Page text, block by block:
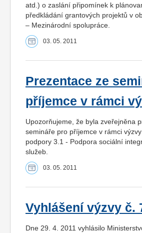
atd.) o zaslání připomínek k
předkládání grantových projektů v
– Mezinárodní spolupráce.
03. 05. 2011
Prezentace ze
příjemce v rámci
Upozorňujeme, že byla zveřejněna
semináře pro příjemce v rámci
podpory 3.1 - Podpora sociální
služeb.
03. 05. 2011
Vyhlášení výzvy č.
Dne 29. 4. 2011 vyhlásilo